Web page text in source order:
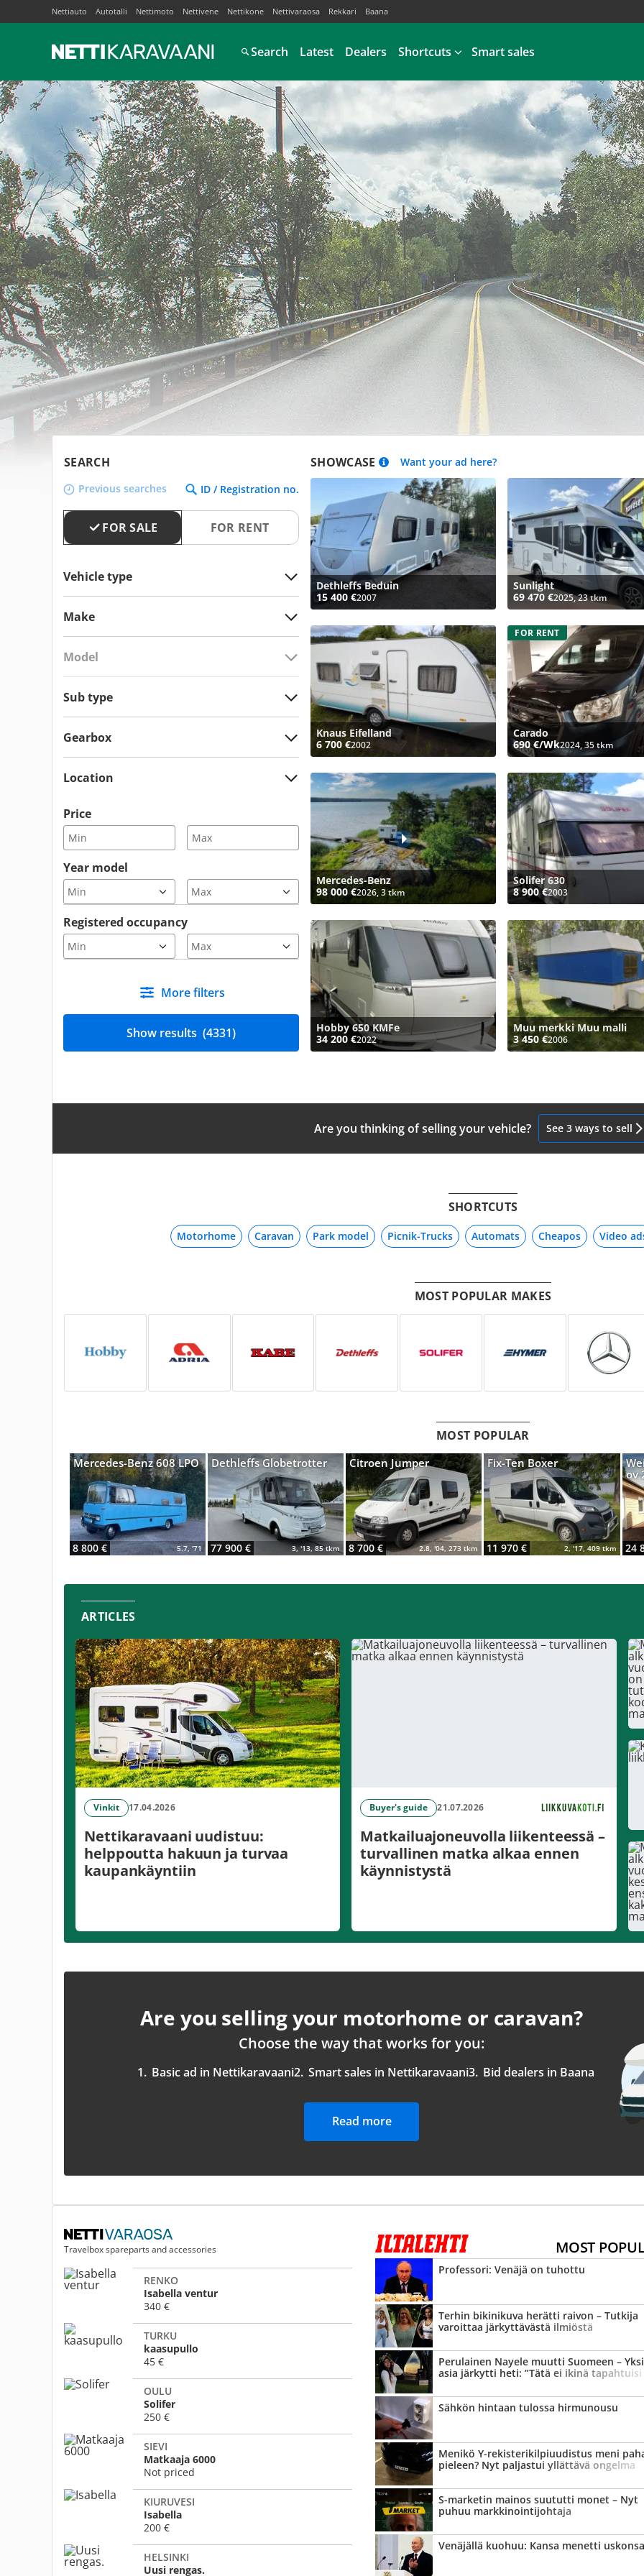
Nettiauto Autotalli Nettimoto Nettivene Nettikone Nettivaraosa Rekkari Baana
Search Latest Dealers Shortcuts Smart sales
SEARCH
Previous searches ID / Registration no.
FOR SALE FOR RENT
Vehicle type
Make
Model
Sub type
Gearbox
Location
Registered occupancy
Year model
Price
More filters
Show results (4331)
SHOWCASE Want your ad here?
Dethleffs Beduin
15 400 €2007
Sunlight
69 470 €2025, 23 tkm
Knaus Eifelland
6 700 €2002
FOR RENT
Carado
690 €/Wk2024, 35 tkm
Mercedes-Benz
98 000 €2026, 3 tkm
Solifer 630
8 900 €2003
Hobby 650 KMFe
34 200 €2022
Muu merkki Muu malli
3 450 €2006
Are you thinking of selling your vehicle? See 3 ways to sell
SHORTCUTS
Motorhome Caravan Park model Picnik-Trucks Automats Cheapos Video
MOST POPULAR MAKES
MOST POPULAR
Mercedes-Benz 608 LPO
8 800 € 5.7, '71
Dethleffs Globetrotter
77 900 € 3, '13, 85 tkm
Citroen Jumper
8 700 € 2.8, '04, 273 tkm
Fix-Ten Boxer
11 970 € 2, '17, 409 tkm
ov
24
ARTICLES
Vinkit 17.04.2026
Nettikaravaani uudistuu:
helppoutta hakuun ja turvaa
kaupankäyntiin
Buyer's guide 21.07.2026
Matkailuajoneuvolla liikenteessä –
turvallinen matka alkaa ennen
käynnistystä
Are you selling your motorhome or caravan?
Choose the way that works for you:
1. Basic ad in Nettikaravaani2. Smart sales in Nettikaravaani3. Bid dealers in Baana
Read more
Travelbox spareparts and accessories
RENKO
Isabella ventur
340 €
TURKU
kaasupullo
45 €
OULU
Solifer
250 €
SIEVI
Matkaaja 6000
Not priced
KIURUVESI
Isabella
200 €
HELSINKI
Uusi rengas.
MOST
Professori: Venäjä on tuhottu
Terhin bikinikuva herätti raivon – Tutkija
varoittaa järkyttävästä ilmiöstä
Perulainen Nayele muutti Suomeen – Yksi
asia järkytti heti: ”Tätä ei ikinä tapahtuisi
Sähkön hintaan tulossa hirmunousu
Menikö Y-rekisterikilpiuudistus meni
pieleen? Nyt paljastui yllättävä ongelma
S-marketin mainos suututti monet – Nyt
puhuu markkinointi­johtaja
Venäjällä kuohuu: Kansa menetti uskonsa